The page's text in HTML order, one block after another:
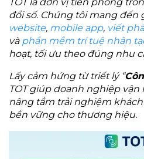
đổi số. Chúng tôi mang đến
website, mobile app, viết
và phần mềm trí tuệ nhân
hoạt, tối ưu theo đúng nhu
Lấy cảm hứng từ triết lý “
TOT giúp doanh nghiệp
nâng tầm trải nghiệm
bền vững cho thương hiệu.